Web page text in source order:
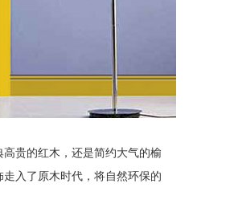
贵的红木，还是简约大气的榆
入了原木时代，将自然环保的